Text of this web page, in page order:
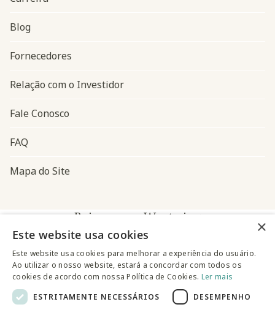
Navegação do rodapé
Blog
Fornecedores
Relação com o Investidor
Fale Conosco
FAQ
Mapa do Site
Baixe o app Westwing
×
Este website usa cookies
Este website usa cookies para melhorar a experiência do usuário.
Ao utilizar o nosso website, estará a concordar com todos os
cookies de acordo com nossa Política de Cookies. Ler mais
ESTRITAMENTE NECESSÁRIOS
DESEMPENHO